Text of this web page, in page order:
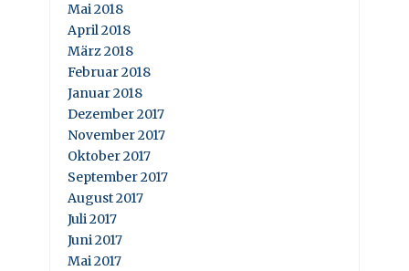
Mai 2018
April 2018
März 2018
Februar 2018
Januar 2018
Dezember 2017
November 2017
Oktober 2017
September 2017
August 2017
Juli 2017
Juni 2017
Mai 2017